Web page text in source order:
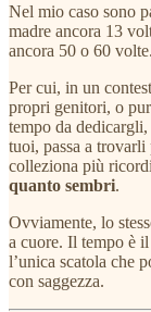
Nel mio caso sono
madre ancora 13
ancora 50 o 60
Per cui, in un
propri genitori, o
tempo da
tuoi, passa a trovarli
colleziona più
quanto sembri.
Ovviamente, lo
a cuore. Il tempo è
l’unica scatola che
con saggezza.